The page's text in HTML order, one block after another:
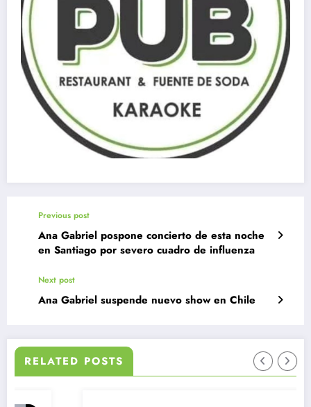
Previous post
Ana Gabriel pospone concierto de esta noche
en Santiago por severo cuadro de influenza
Next post
Ana Gabriel suspende nuevo show en Chile
RELATED POSTS